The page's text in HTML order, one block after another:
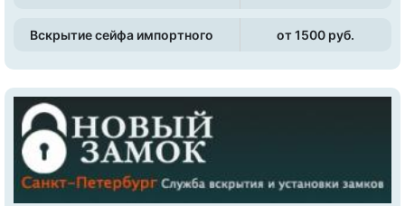
Вскрытие сейфа импортного от 1500 pуб.